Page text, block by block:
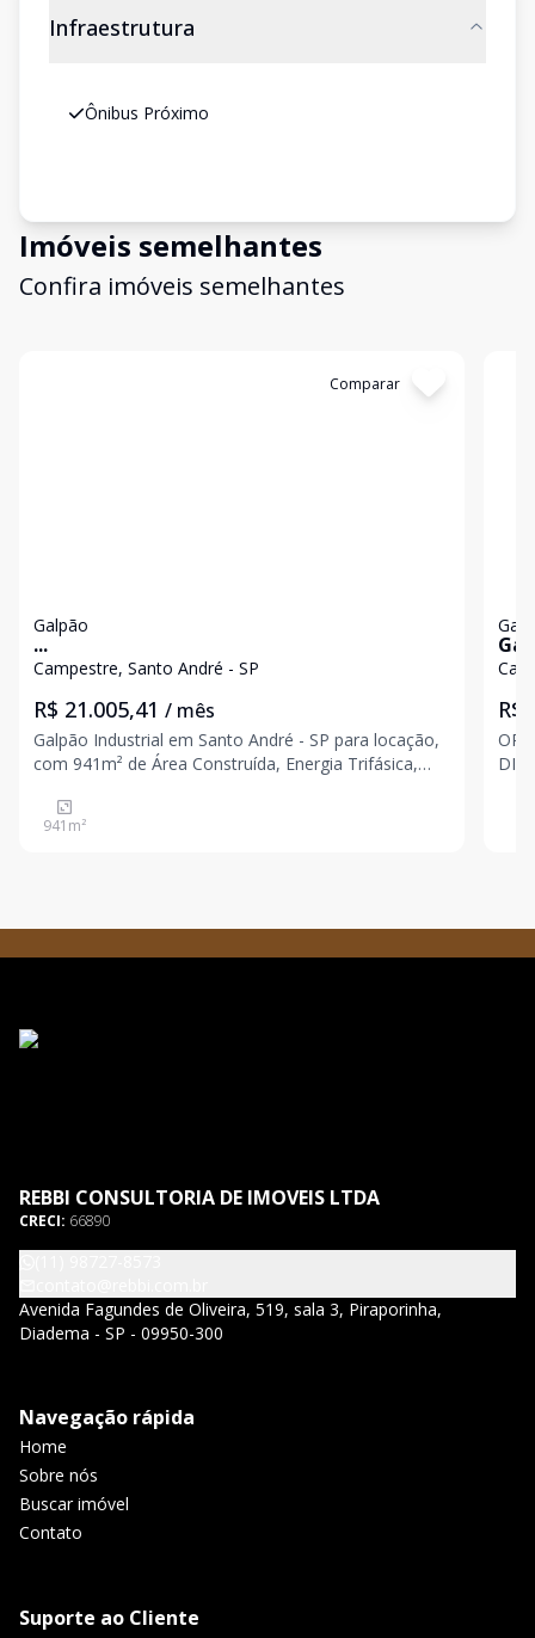
Infraestrutura
Ônibus Próximo
Imóveis semelhantes
Confira imóveis semelhantes
Comparar
Galpão
...
Campestre, Santo André - SP
R$ 21.005,41 / mês
Galpão Industrial em Santo André - SP para locação,
com 941m² de Área Construída, Energia Trifásica,
941 m²
R$
REBBI CONSULTORIA DE IMOVEIS LTDA
CRECI: 66890
Avenida Fagundes de Oliveira, 519, sala 3, Piraporinha,
Diadema - SP - 09950-300
Navegação rápida
Home
Sobre nós
Buscar imóvel
Contato
Suporte ao Cliente